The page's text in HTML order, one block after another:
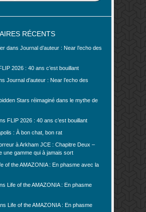
RÉCENTS
dans Journal d’auteur : Near l’echo des
2026 : 40 ans c’est bouillant
Journal d’auteur : Near l’echo des
Stars réimaginé dans le mythe de
FLIP 2026 : 40 ans c’est bouillant
: À bon chat, bon rat
à Arkham JCE : Chapitre Deux –
une gamme qui à jamais sort
of the AMAZONIA : En phasme avec la
Life of the AMAZONIA : En phasme
Life of the AMAZONIA : En phasme